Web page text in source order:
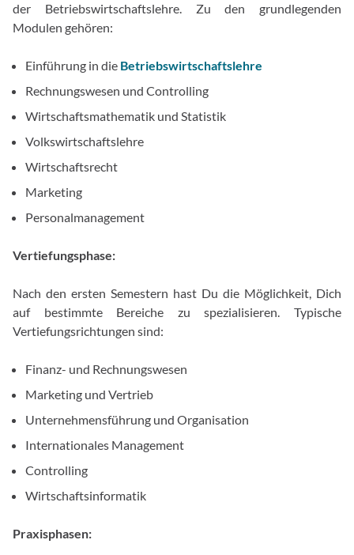
der Betriebswirtschaftslehre. Zu den grundlegenden
Modulen gehören:
Einführung in die Betriebswirtschaftslehre
Rechnungswesen und Controlling
Wirtschaftsmathematik und Statistik
Volkswirtschaftslehre
Wirtschaftsrecht
Marketing
Personalmanagement
Vertiefungsphase:
Nach den ersten Semestern hast Du die Möglichkeit, Dich
auf bestimmte Bereiche zu spezialisieren. Typische
Vertiefungsrichtungen sind:
Finanz- und Rechnungswesen
Marketing und Vertrieb
Unternehmensführung und Organisation
Internationales Management
Controlling
Wirtschaftsinformatik
Praxisphasen: